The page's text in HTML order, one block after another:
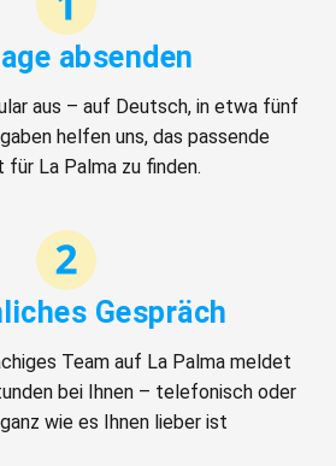
absenden
aus – auf Deutsch, in etwa fünf
helfen uns, das passende
für La Palma zu finden.
Gespräch
Team auf La Palma meldet
bei Ihnen – telefonisch oder
wie es Ihnen lieber ist